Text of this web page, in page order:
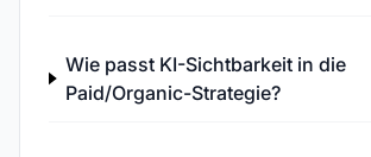
Wie passt KI-Sichtbarkeit in die
Paid/Organic-Strategie?